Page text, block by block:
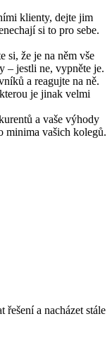
klienty, dejte jim
si to pro sebe.
si, že je na něm vše
– jestli ne, vypněte je.
a reagujte na ně.
je jinak velmi
a vaše výhody
minima vašich kolegů.
řešení a nacházet stále